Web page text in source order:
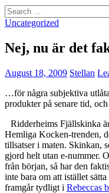
Search
for:
Uncategorized
Nej, nu är det
August 18, 2009 Stellan
…för några subjektiva
produkter på senare tid,
Ridderheims Fjällskinka
Hemliga Kocken-trenden,
tillsatser i maten. Skinkan,
gjord helt utan e-nummer.
från början, så har den
inte bara om att istället
framgår tydligt i Rebeccas